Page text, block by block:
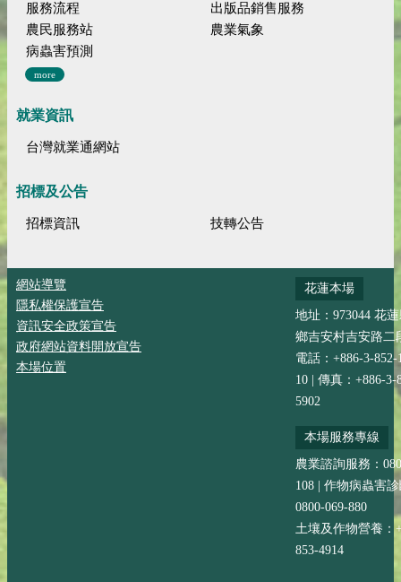
服務流程
出版品銷售服務
農民服務站
農業氣象
病蟲害預測
more
就業資訊
台灣就業通網站
招標及公告
招標資訊 技轉公告
網站導覽
隱私權保護宣告
資訊安全政策宣告
政府網站資料開放宣告
本場位置
花蓮本場
地址：973044 花
鄉吉安村吉安路二
電話：+886-3-852-
10 | 傳真：+886-3-
5902
本場服務專線
農業諮詢服務：
108 | 作物病蟲害
0800-069-880
土壤及作物營養：
853-4914